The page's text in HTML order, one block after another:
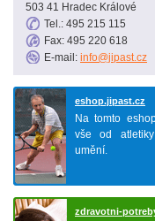
503 41 Hradec Králové
Tel.: 495 215 115
Fax: 495 220 618
E-mail: info@jipast.cz
eshop.jipast.cz
Na tomto
vše od
umění.
zdravotni-